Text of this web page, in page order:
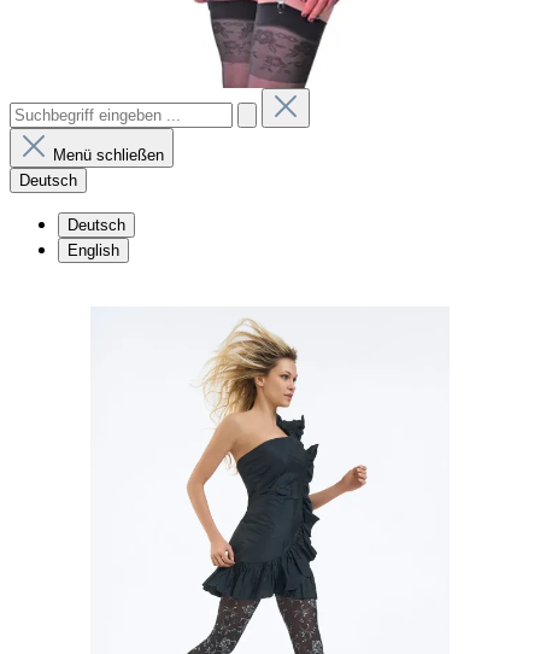
Menü schließen
Deutsch
Deutsch
English